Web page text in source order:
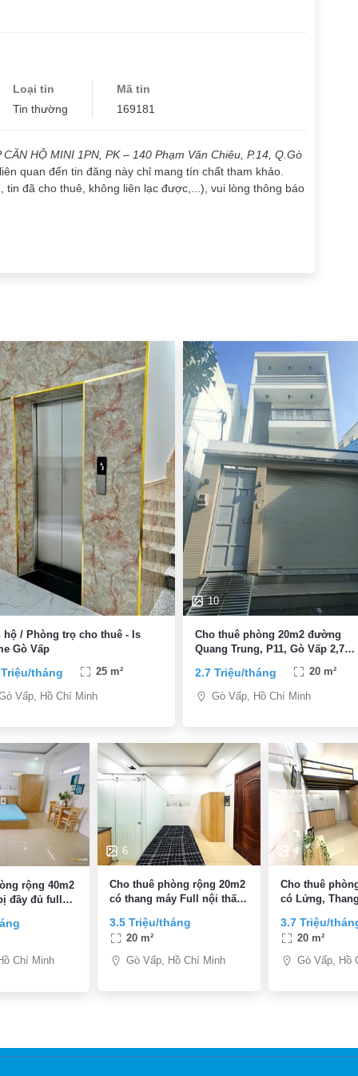
Loại tin
Tin thường
Mã tin
169181
CĂN HỘ MINI 1PN, PK – 140 Phạm Văn Chiêu, P.14, Q.Gò
quan đến tin đăng này chỉ mang tín chất tham khảo.
đã cho thuê, không liên lạc được,...), vui lòng thông báo
hộ / Phòng trọ cho thuê - Is
Gò Vấp
tháng 25 m²
Vấp, Hồ Chí Minh
10
Cho thuê phòng 20m2 đường
Quang Trung, P11, Gò Vấp 2,7
2.7 Triệu/tháng 20 m²
Gò Vấp, Hồ Chí Minh
rộng 40m2
đầy đủ full
Thọ, P9,
Chí Minh
6
Cho thuê phòng rộng 20m2
có thang máy Full nội thất,
Quận Gò Vấp
3.5 Triệu/tháng
20 m²
Gò Vấp, Hồ Chí Minh
4
Cho thuê
có Lửng,
Thọ, P9, Quận
3.7 Triệu/
20 m²
Gò Vấp, Hồ